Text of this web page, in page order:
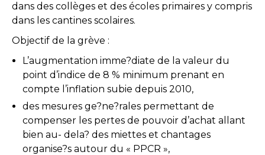
dans des collèges et des écoles primaires y compris
dans les cantines scolaires.
Objectif de la grève :
L’augmentation imme?diate de la valeur du
point d’indice de 8 % minimum prenant en
compte l’inflation subie depuis 2010,
des mesures ge?ne?rales permettant de
compenser les pertes de pouvoir d’achat allant
bien au- dela? des miettes et chantages
organise?s autour du « PPCR »,